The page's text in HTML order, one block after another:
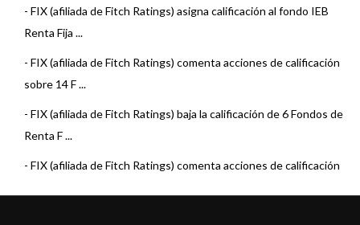
- FIX (afiliada de Fitch Ratings) asigna calificación al fondo IEB
Renta Fija ...
- FIX (afiliada de Fitch Ratings) comenta acciones de calificación
sobre 14 F ...
- FIX (afiliada de Fitch Ratings) baja la calificación de 6 Fondos de
Renta F ...
- FIX (afiliada de Fitch Ratings) comenta acciones de calificación